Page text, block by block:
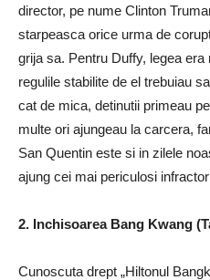
director, pe nume Clinton
starpeasca orice urma de
grija sa. Pentru Duffy, legea
regulile stabilite de el trebuiau
cat de mica, detinutii primeau
multe ori ajungeau la carcera,
San Quentin este si in zilele
ajung cei mai periculosi
2. Inchisoarea Bang Kwang
Cunoscuta drept „Hiltonul